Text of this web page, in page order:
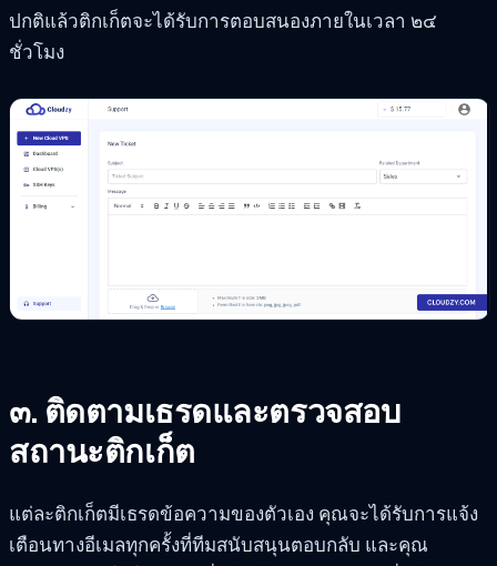
ปกติแล้วติกเก็ตจะได้รับการตอบสนองภายในเวลา ๒๔
ชั่วโมง
๓. ติดตามเธรดและตรวจสอบ
สถานะติกเก็ต
แต่ละติกเก็ตมีเธรดข้อความของตัวเอง คุณจะได้รับการแจ้ง
เตือนทางอีเมลทุกครั้งที่ทีมสนับสนุนตอบกลับ และคุณ